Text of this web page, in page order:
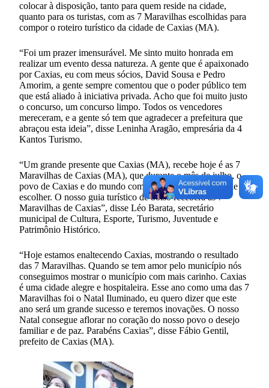
colocar à disposição, tanto para quem reside na cidade,
quanto para os turistas, com as 7 Maravilhas escolhidas para
compor o roteiro turístico da cidade de Caxias (MA).
“Foi um prazer imensurável. Me sinto muito honrada em
realizar um evento dessa natureza. A gente que é apaixonado
por Caxias, eu com meus sócios, David Sousa e Pedro
Amorim, a gente sempre comentou que o poder público tem
que está aliado à iniciativa privada. Acho que foi muito justo
o concurso, um concurso limpo. Todos os vencedores
mereceram, e a gente só tem que agradecer a prefeitura que
abraçou esta ideia”, disse Leninha Aragão, empresária da 4
Kantos Turismo.
“Um grande presente que Caxias (MA), recebe hoje é as 7
Maravilhas de Caxias (MA), que durante o mês de julho, o
povo de Caxias e do mundo com grande entusiasmo pode
escolher. O nosso guia turístico de bolso receberá as 7
Maravilhas de Caxias”, disse Léo Barata, secretário
municipal de Cultura, Esporte, Turismo, Juventude e
Patrimônio Histórico.
“Hoje estamos enaltecendo Caxias, mostrando o resultado
das 7 Maravilhas. Quando se tem amor pelo município nós
conseguimos mostrar o município com mais carinho. Caxias
é uma cidade alegre e hospitaleira. Esse ano como uma das 7
Maravilhas foi o Natal Iluminado, eu quero dizer que este
ano será um grande sucesso e teremos inovações. O nosso
Natal consegue aflorar no coração do nosso povo o desejo
familiar e de paz. Parabéns Caxias”, disse Fábio Gentil,
prefeito de Caxias (MA).